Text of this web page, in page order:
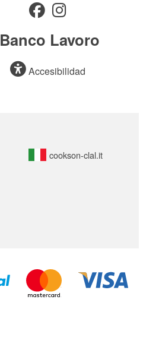
Banco Lavoro
Accesibilidad
cookson-clal.it